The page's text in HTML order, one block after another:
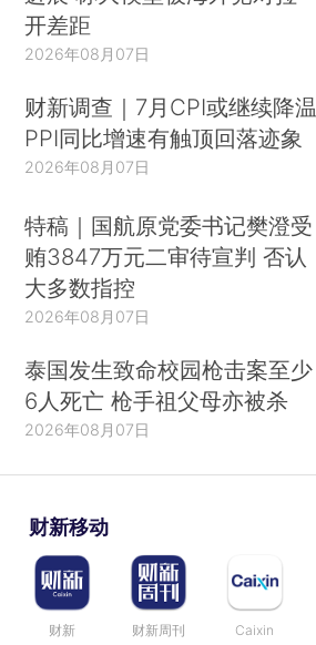
开差距
2026年08月07日
财新调查｜7月CPI或继续降温
PPI同比增速有触顶回落迹象
2026年08月07日
特稿｜国航原党委书记樊澄受
贿3847万元二审待宣判 否认
大多数指控
2026年08月07日
泰国发生致命校园枪击案至少
6人死亡 枪手祖父母亦被杀
2026年08月07日
财新移动
财新 财新周刊 Caixin